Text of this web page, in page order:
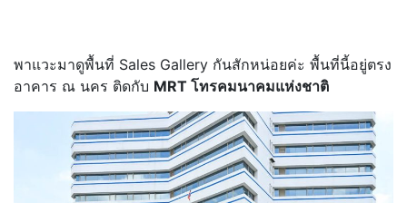
พาแวะมาดูพื้นที่ Sales Gallery กันสักหน่อยค่ะ พื้นที่นี้อยู่ตรง
อาคาร ณ นคร ติดกับ MRT โทรคมนาคมแห่งชาติ